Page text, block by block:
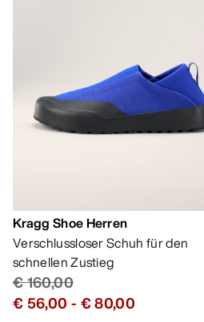
Kragg Shoe Herren
Verschlussloser Schuh für den
schnellen Zustieg
€ 160,00
€ 56,00 - € 80,00